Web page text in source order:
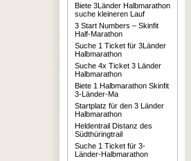
Biete 3Länder Halbmarathon
suche kleineren Lauf
3 Start Numbers – Skinfit
Half-Marathon
Suche 1 Ticket für 3Länder
Halbmarathon
Suche 4x Ticket 3 Länder
Halbmarathon
Biete 1 Halbmarathon Skinfit
3-Länder-Ma
Startplatz für den 3 Länder
Halbmarathon
Heldentrail Distanz des
Südthüringtrail
Suche 1 Ticket für 3-
Länder-Halbmarathon